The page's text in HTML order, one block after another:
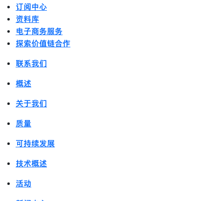
订阅中心
资料库
电子商务服务
探索价值链合作
联系我们
概述
关于我们
质量
可持续发展
技术概述
活动